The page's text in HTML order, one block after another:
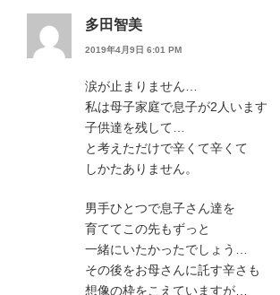
多田智美
2019年4月9日 6:01 PM
涙が止まりません…
私は母子家庭で息子が2人います
子供達を残して…
と考えただけで辛くて辛くて
しかたありません。
男手ひとつで息子さん達を
育ててこの先もずっと
一緒にいたかったでしょう…
その後をお母さんに託す辛さも
想像の枠をこえていますが…